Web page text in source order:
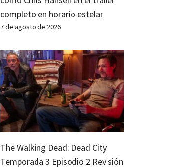
completo en horario estelar
7 de agosto de 2026
The Walking Dead: Dead City
Temporada 3 Episodio 2 Revisión